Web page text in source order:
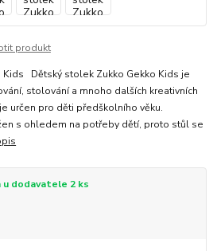
produkt
Kids Dětský stolek Zukko Gekko Kids je
stolování a mnoho dalších kreativních
určen pro děti předškolního věku.
s ohledem na potřeby dětí, proto stůl se
u dodavatele 2 ks